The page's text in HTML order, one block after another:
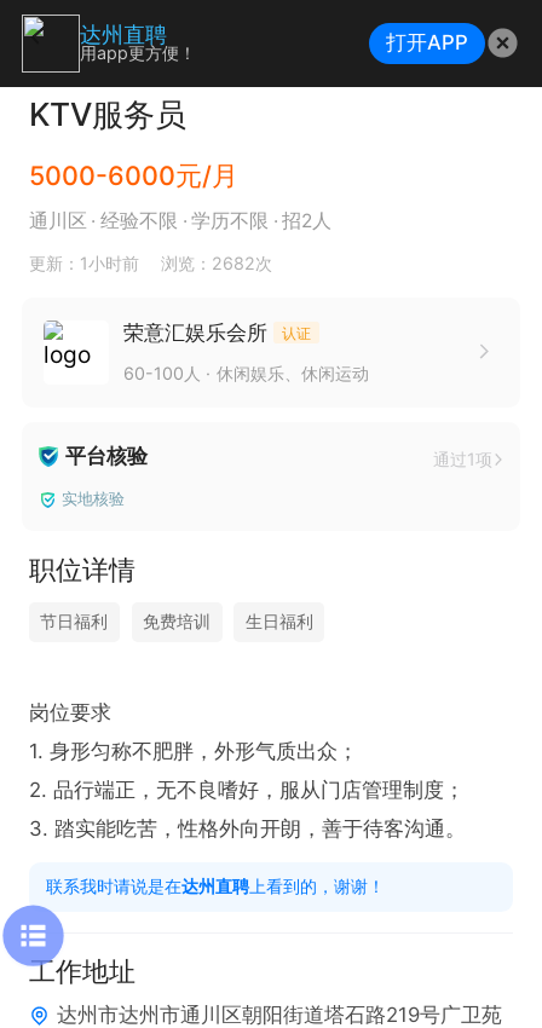
KTV服务员
5000-6000元/月
通川区 经验不限 学历不限 招2人
更新：1小时前 浏览：2682次
荣意汇娱乐会所 认证
60-100人 休闲娱乐、休闲运动
平台核验 通过1项
实地核验
职位详情
节日福利 免费培训 生日福利
岗位要求
1. 身形匀称不肥胖，外形气质出众；
​2. 品行端正，无不良嗜好，服从门店管理制度；
​3. 踏实能吃苦，性格外向开朗，善于待客沟通。
联系我时请说是在达州直聘 上看到的，谢谢！
工作地址
达州市达州市通川区朝阳街道塔石路219号广卫苑
达州直聘
用app更方便！ 打开APP